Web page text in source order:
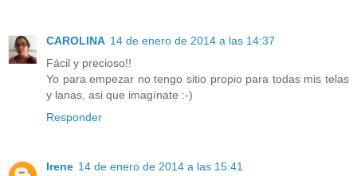
CAROLINA 14 de enero de 2014 a las 14:37
Fácil y precioso!!
Yo para empezar no tengo sitio propio para todas mis telas
y lanas, asi que imagínate :-)
Responder
Irene 14 de enero de 2014 a las 15:41